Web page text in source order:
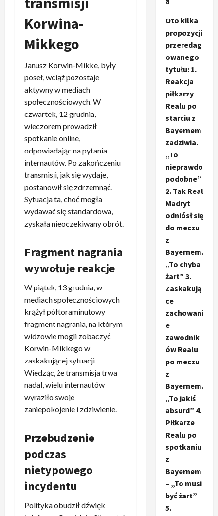
Korwina-
Mikkego
Janusz Korwin-Mikke, były
poseł, wciąż pozostaje
aktywny w mediach
społecznościowych. W
czwartek, 12 grudnia,
wieczorem prowadził
spotkanie online,
odpowiadając na pytania
internautów. Po zakończeniu
transmisji, jak się wydaje,
postanowił się zdrzemnąć.
Sytuacja ta, choć mogła
wydawać się standardowa,
zyskała nieoczekiwany obrót.
Fragment nagrania
wywołuje reakcje
W piątek, 13 grudnia, w
mediach społecznościowych
krążył półtoraminutowy
fragment nagrania, na którym
widzowie mogli zobaczyć
Korwin-Mikkego w
zaskakującej sytuacji.
Wiedząc, że transmisja trwa
nadal, wielu internautów
wyraziło swoje
zaniepokojenie i zdziwienie.
Przebudzenie
podczas
nietypowego
incydentu
Polityka obudził dźwięk
Oto kilka
propozycji
przeredag
owanego
tytułu: 1.
Reakcja
piłkarzy
Realu po
starciu z
Bayernem
zadziwia.
„To
nieprawdo
podobne”
2. Tak Real
Madryt
odniósł się
do meczu
z
Bayernem.
„To chyba
żart” 3.
Zaskakują
ce
zachowani
e
zawodnik
ów Realu
po meczu
z
Bayernem.
„To jakiś
absurd” 4.
Piłkarze
Realu po
spotkaniu
z
Bayernem
– „To musi
być żart”
5.